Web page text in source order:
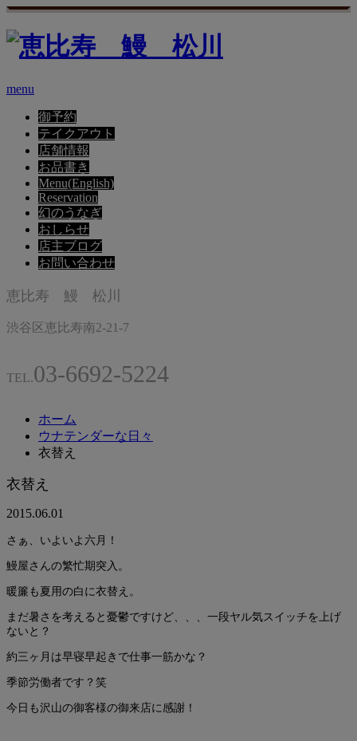
menu
御予約
テイクアウト
店舗情報
お品書き
Menu(English)
Reservation
幻のうなぎ
おしらせ
店主ブログ
お問い合わせ
恵比寿 鰻 松川
渋谷区恵比寿南2-21-7
TEL.03-6692-5224
ホーム
ウナテンダーな日々
衣替え
衣替え
2015.06.01
さぁ、いよいよ六月！
鰻屋さんの繁忙期突入。
暖簾も夏用の白に衣替え。
まだ暑さを考えると憂鬱ですけど、、、一段ヤル気スイッチを上げ
ないと？
約三ヶ月は早寝早起きで仕事一筋かな？
季節労働者です？笑
今日も沢山の御客様の御来店に感謝！